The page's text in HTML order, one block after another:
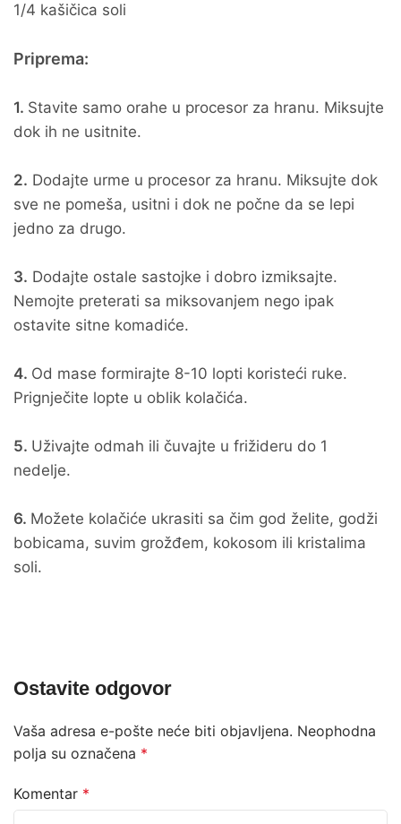
1/4 kašičica soli
Priprema:
1. Stavite samo orahe u procesor za hranu. Miksujte
dok ih ne usitnite.
2. Dodajte urme u procesor za hranu. Miksujte dok
sve ne pomeša, usitni i dok ne počne da se lepi
jedno za drugo.
3. Dodajte ostale sastojke i dobro izmiksajte.
Nemojte preterati sa miksovanjem nego ipak
ostavite sitne komadiće.
4. Od mase formirajte 8-10 lopti koristeći ruke.
Prignječite lopte u oblik kolačića.
5. Uživajte odmah ili čuvajte u frižideru do 1
nedelje.
6. Možete kolačiće ukrasiti sa čim god želite, godži
bobicama, suvim grožđem, kokosom ili kristalima
soli.
Ostavite odgovor
Vaša adresa e-pošte neće biti objavljena. Neophodna
polja su označena *
Komentar *